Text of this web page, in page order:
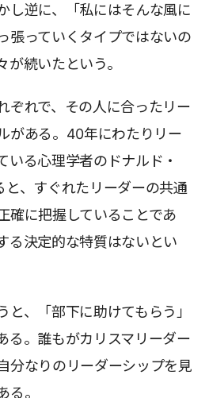
し逆に、「私にはそんな風に
張っていくタイプではないの
が続いたという。
ぞれで、その人に合ったリー
がある。40年にわたりリー
いる心理学者のドナルド・
と、すぐれたリーダーの共通
確に把握していることであ
る決定的な特質はないとい
、「部下に助けてもらう」
る。誰もがカリスマリーダー
分なりのリーダーシップを見
る。